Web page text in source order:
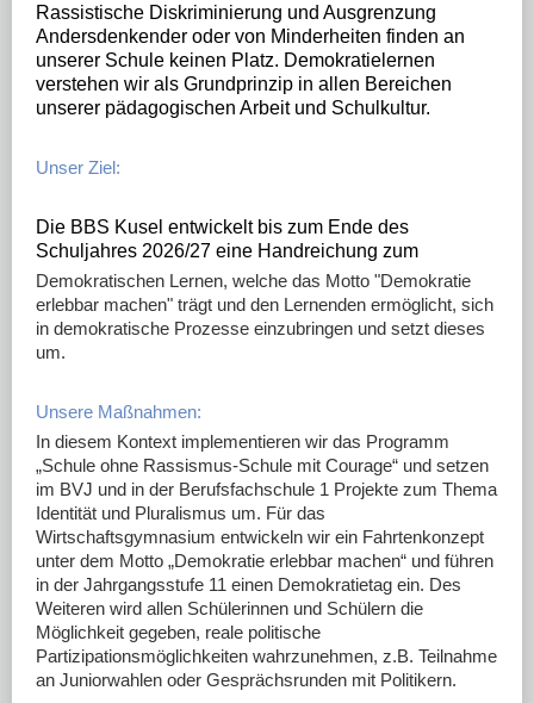
Rassistische Diskriminierung und Ausgrenzung
Andersdenkender oder von Minderheiten finden an
unserer Schule keinen Platz. Demokratielernen
verstehen wir als Grundprinzip in allen Bereichen
unserer pädagogischen Arbeit und Schulkultur.
Unser Ziel:
Die BBS Kusel entwickelt bis zum Ende des
Schuljahres 2026/27 eine Handreichung zum
Demokratischen Lernen, welche das Motto "Demokratie
erlebbar machen" trägt und den Lernenden ermöglicht, sich
in demokratische Prozesse einzubringen und setzt dieses
um.
Unsere Maßnahmen:
In diesem Kontext implementieren wir das Programm
„Schule ohne Rassismus-Schule mit Courage“ und setzen
im BVJ und in der Berufsfachschule 1 Projekte zum Thema
Identität und Pluralismus um. Für das
Wirtschaftsgymnasium entwickeln wir ein Fahrtenkonzept
unter dem Motto „Demokratie erlebbar machen“ und führen
in der Jahrgangsstufe 11 einen Demokratietag ein. Des
Weiteren wird allen Schülerinnen und Schülern die
Möglichkeit gegeben, reale politische
Partizipationsmöglichkeiten wahrzunehmen, z.B. Teilnahme
an Juniorwahlen oder Gesprächsrunden mit Politikern.